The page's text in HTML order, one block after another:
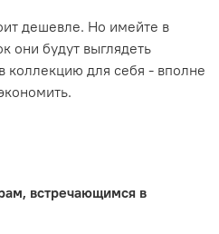
дешевле. Но имейте в
они будут выглядеть
коллекцию для себя - вполне
встречающимся в